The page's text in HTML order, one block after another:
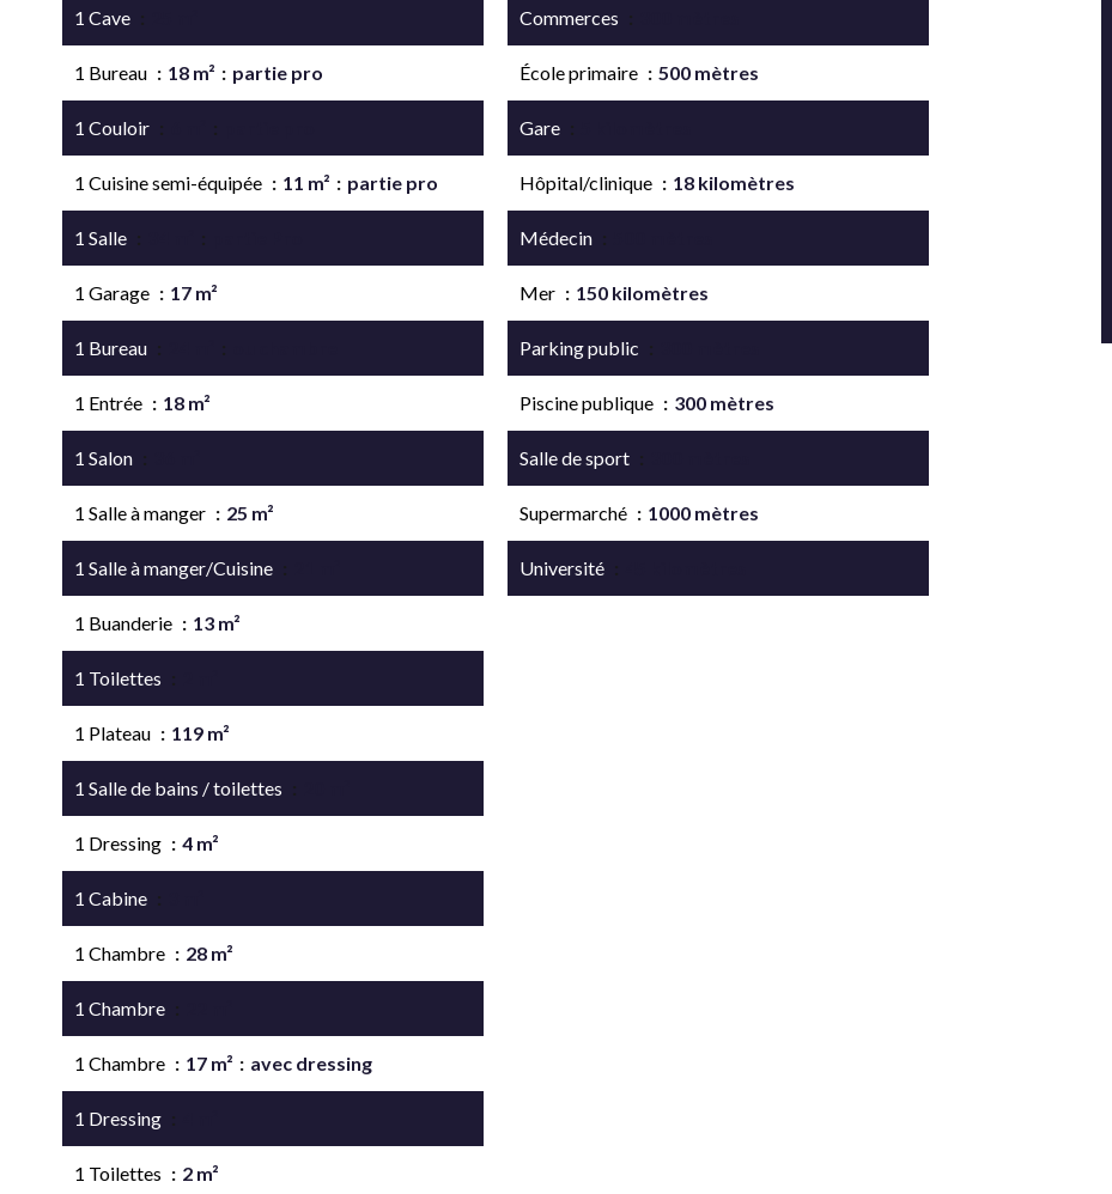
1 Cave
1 Bureau 18 m² partie pro
1 Couloir
1 Cuisine semi-équipée 11 m² partie pro
1 Salle
1 Garage 17 m²
1 Bureau
1 Entrée 18 m²
1 Salon
1 Salle à manger 25 m²
1 Salle à manger/Cuisine
1 Buanderie 13 m²
1 Toilettes
1 Plateau 119 m²
1 Salle de bains / toilettes
1 Dressing 4 m²
1 Cabine
1 Chambre 28 m²
1 Chambre
1 Chambre 17 m² avec dressing
1 Dressing
1 Toilettes 2 m²
Commerces
École primaire 500 mètres
Gare
Hôpital/clinique 18 kilomètres
Médecin
Mer 150 kilomètres
Parking public
Piscine publique 300 mètres
Salle de sport
Supermarché 1000 mètres
Université